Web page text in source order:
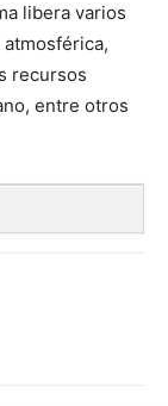
libera varios
recursos
entre otros